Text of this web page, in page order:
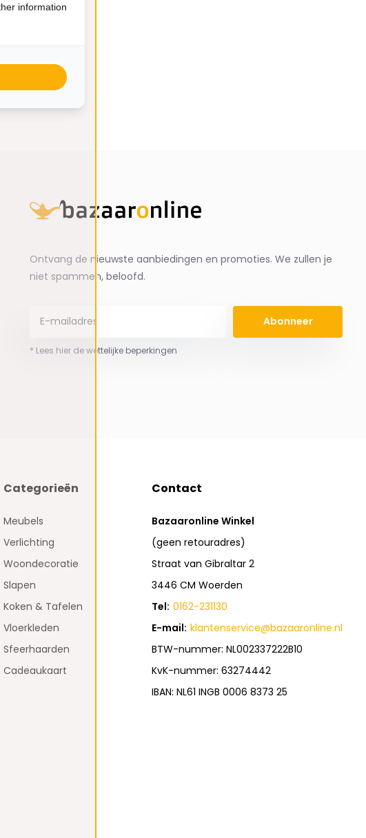
Ontvang de nieuwste aanbiedingen en promoties. We zullen je
niet spammen, beloofd.
Abonneer
* Lees hier de wettelijke beperkingen
Categorieën
Meubels
Verlichting
Woondecoratie
Slapen
Koken & Tafelen
Vloerkleden
Sfeerhaarden
Cadeaukaart
Contact
Bazaaronline Winkel
(geen retouradres)
Straat van Gibraltar 2
3446 CM Woerden
Tel: 0162-231130
E-mail: klantenservice@bazaaronline.nl
BTW-nummer: NL002337222B10
KvK-nummer: 63274442
IBAN: NL61 INGB 0006 8373 25
information